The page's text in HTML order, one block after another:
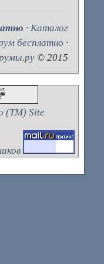
·Каталог
бесплатно ·
© 2015